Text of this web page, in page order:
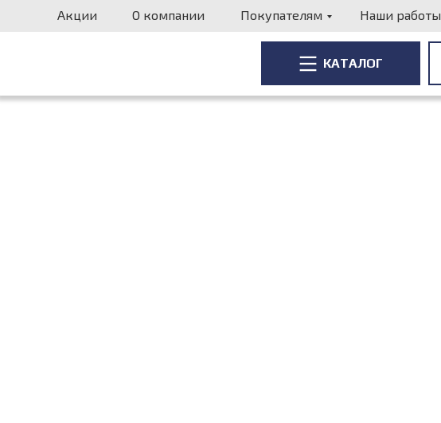
Акции О компании Покупателям Наши работы
КАТАЛОГ